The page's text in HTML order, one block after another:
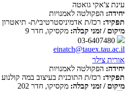
עינת צ'אקי גואטה
יחידה: הפקולטה לאמנויות
תפקיד: רכז/ת אדמיניסטרטיבי/ת-
מיקום / זמני קבלה: מקסיקו, חדר 9
einatch@tauex.tau.ac.il
אורית צילר
יחידה: הפקולטה לאמנויות
תפקיד: רכז/ת התוכנית בעיצוב במה קולנוע
מיקום / זמני קבלה: מקסיקו, חדר 202